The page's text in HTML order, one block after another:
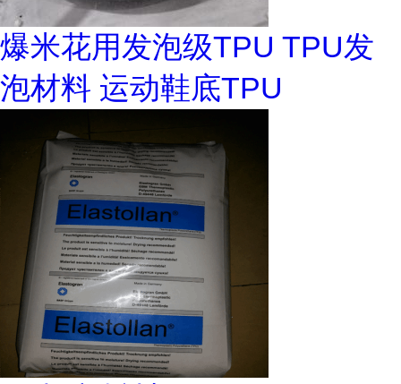
爆米花用发泡级TPU TPU发
泡材料 运动鞋底TPU